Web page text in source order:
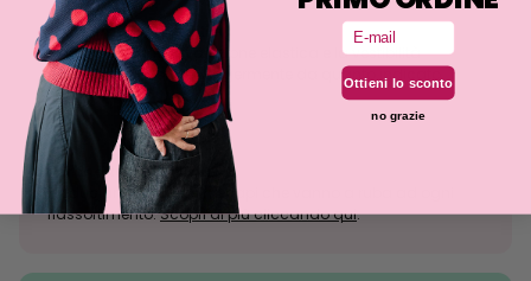
Tolleranza alle taglie
La maglia è una lavorazione elastica e la vestibilità
potrebbe discostarsi leggermente da quanto indicato.
Perchè tanti sold out?
Produciamo pochissimi capi che vanno a ruba ad ogni
riassortimento.Scopri di più cliccando qui.
Email
Ottieni lo sconto
no grazie